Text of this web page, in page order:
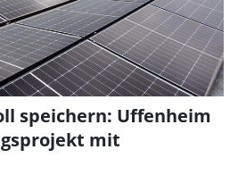
speichern: Uffenheim
mit